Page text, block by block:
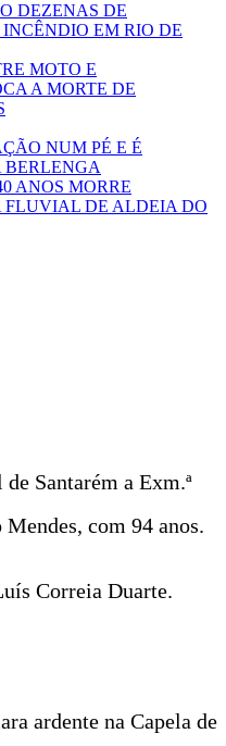
DEZENAS DE
EM RIO DE
MOTO E
A MORTE DE
NUM PÉ E É
BERLENGA
ANOS MORRE
FLUVIAL DE ALDEIA DO
Santarém a Exm.ª
com 94 anos.
Correia Duarte.
ardente na Capela de